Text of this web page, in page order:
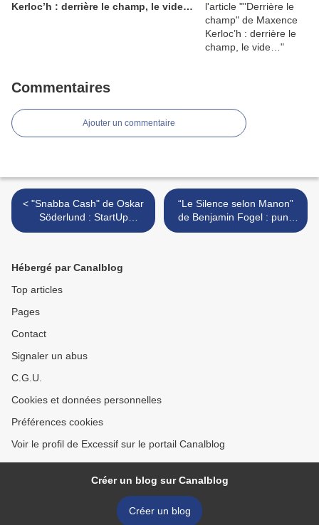
Kerloc’h : derrière le champ, le vide…
Commentaires
Ajouter un commentaire
< "Snabba Cash" de Oskar
Söderlund : StartUp
suédoise...
“Le Silence selon Manon”
de Benjamin Fogel : punk
“straight edge”,
Hébergé par Canalblog
Top articles
Pages
Contact
Signaler un abus
C.G.U.
Cookies et données personnelles
Préférences cookies
Voir le profil de Excessif sur le portail Canalblog
Créer un blog sur Canalblog
Créer un blog